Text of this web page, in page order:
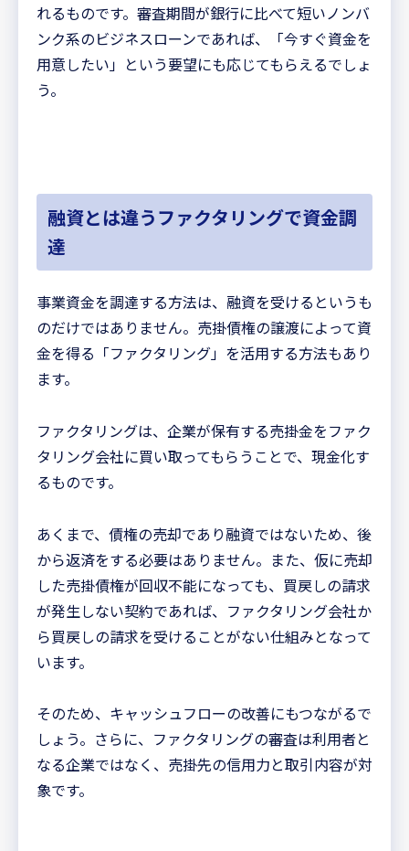
れるものです。審査期間が銀行に比べて短いノンバ
ンク系のビジネスローンであれば、「今すぐ資金を
用意したい」という要望にも応じてもらえるでしょ
う。
融資とは違うファクタリングで資金調
達
事業資金を調達する方法は、融資を受けるというも
のだけではありません。売掛債権の譲渡によって資
金を得る「ファクタリング」を活用する方法もあり
ます。
ファクタリングは、企業が保有する売掛金をファク
タリング会社に買い取ってもらうことで、現金化す
るものです。
あくまで、債権の売却であり融資ではないため、後
から返済をする必要はありません。また、仮に売却
した売掛債権が回収不能になっても、買戻しの請求
が発生しない契約であれば、ファクタリング会社か
ら買戻しの請求を受けることがない仕組みとなって
います。
そのため、キャッシュフローの改善にもつながるで
しょう。さらに、ファクタリングの審査は利用者と
なる企業ではなく、売掛先の信用力と取引内容が対
象です。